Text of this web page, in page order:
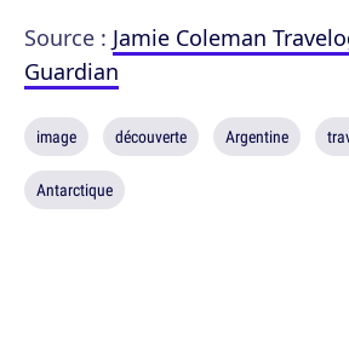
Source : Jamie Coleman
Guardian
image découverte Argentine
Antarctique